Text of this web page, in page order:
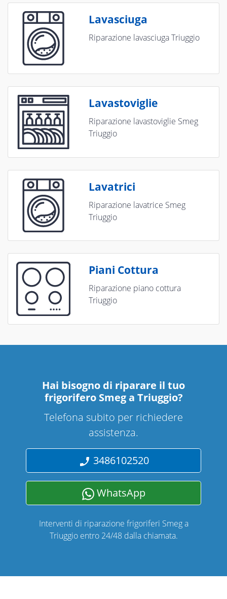
Lavasciuga
Riparazione lavasciuga Triuggio
Lavastoviglie
Riparazione lavastoviglie Smeg
Triuggio
Lavatrici
Riparazione lavatrice Smeg
Triuggio
Piani Cottura
Riparazione piano cottura
Triuggio
Hai bisogno di riparare il tuo
frigorifero Smeg a Triuggio?
Telefona subito per richiedere
assistenza.
3486102520
WhatsApp
Interventi di riparazione frigoriferi Smeg a
Triuggio entro 24/48 dalla chiamata.